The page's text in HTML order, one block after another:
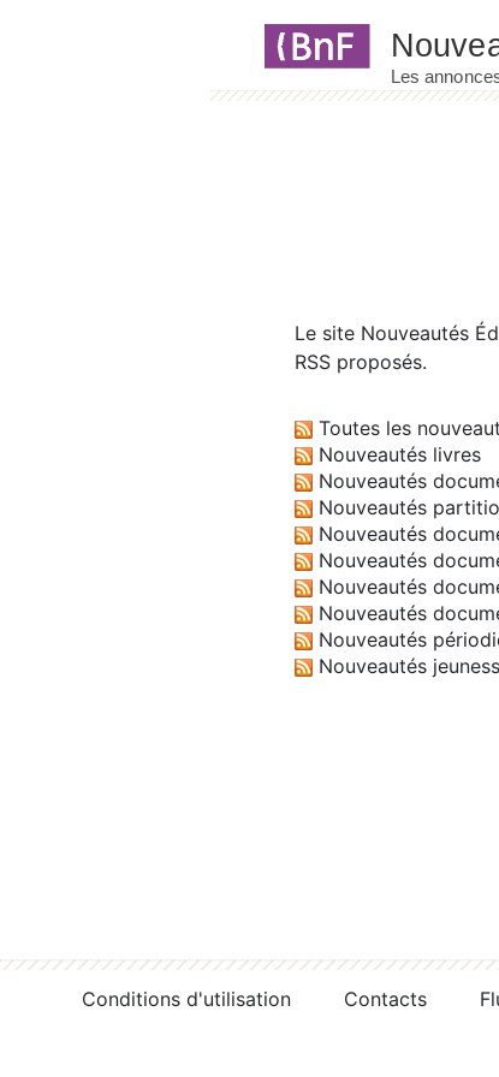
Le site Nouveautés
RSS proposés.
Toutes les
Nouveautés livres
Nouveautés
Nouveautés
Nouveautés
Nouveautés
Nouveautés
Nouveautés
Nouveautés
Nouveautés
Conditions d'utilisation Contacts